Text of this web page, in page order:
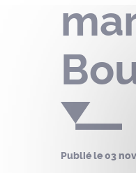
Publié le03